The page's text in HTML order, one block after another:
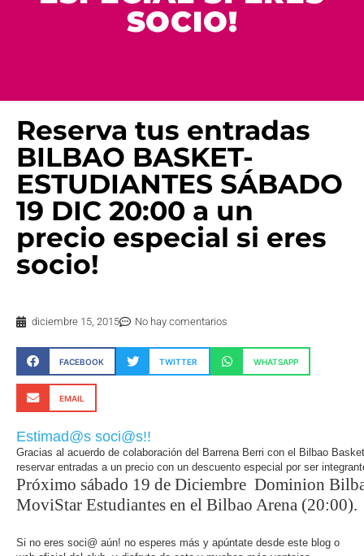
SOCIO!
Reserva tus entradas
BILBAO BASKET-
ESTUDIANTES SÁBADO
19 DIC 20:00 a un
precio especial si eres
socio!
diciembre 15, 2015 No hay comentarios
FACEBOOK TWITTER WHATSAPP
EMAIL
Estimad@s soci@s!!
Gracias al acuerdo de colaboración del Barrena Berri con el Bilbao
reservar entradas a un precio con un descuento especial por ser
Próximo sábado 19 de Diciembre Dominion
MoviStar Estudiantes en el Bilbao Arena (20:00).
Si no eres soci@ aún! no esperes más y apúntate desde este blog o